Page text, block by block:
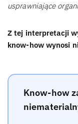
usprawniające
Z tej interpretacji
know-how wynosi
Know-how